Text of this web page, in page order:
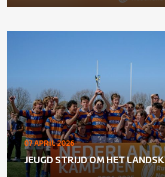
07 APRIL 2026
JEUGD STRIJD OM HET